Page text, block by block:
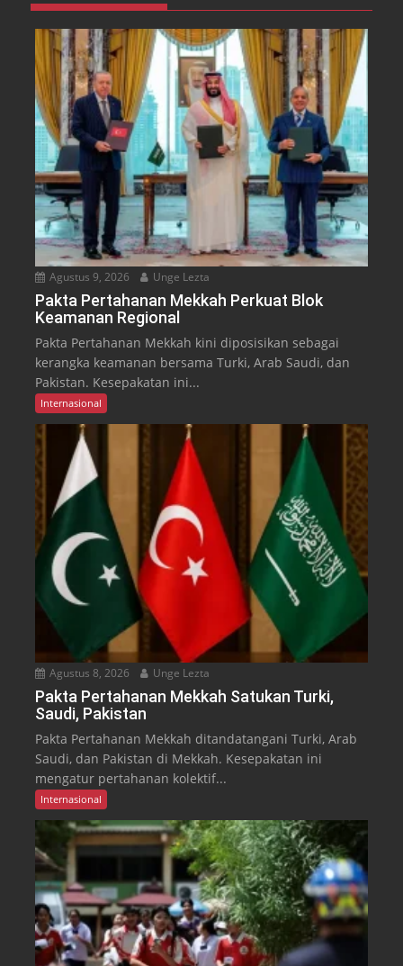
Agustus 9, 2026 Unge Lezta
Pakta Pertahanan Mekkah Perkuat Blok
Keamanan Regional
Pakta Pertahanan Mekkah kini diposisikan sebagai
kerangka keamanan bersama Turki, Arab Saudi, dan
Pakistan. Kesepakatan ini...
Internasional
Agustus 8, 2026 Unge Lezta
Pakta Pertahanan Mekkah Satukan Turki,
Saudi, Pakistan
Pakta Pertahanan Mekkah ditandatangani Turki, Arab
Saudi, dan Pakistan di Mekkah. Kesepakatan ini
mengatur pertahanan kolektif...
Internasional